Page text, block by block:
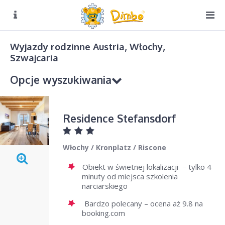
Biuro czynne:Pn-Pt: 8:00 – 16:00
DIMBO W ALPACH
DIMBO W POLSCE
LATO
GALERIA
KONTAKT
Wyjazdy rodzinne Austria, Włochy,
Szwajcaria
Opcje wyszukiwania
Kierunek podróży
Pfalzen
Wybierz
2026
Do
Residence Stefansdorf
Włochy / Kronplatz / Riscone
Obiekt w świetnej lokalizacji – tylko 4
minuty od miejsca szkolenia
narciarskiego
Bardzo polecany – ocena aż 9.8 na
booking.com